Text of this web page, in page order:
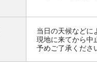
当日の天候などに
現地に来てから中
予めご了承くださ